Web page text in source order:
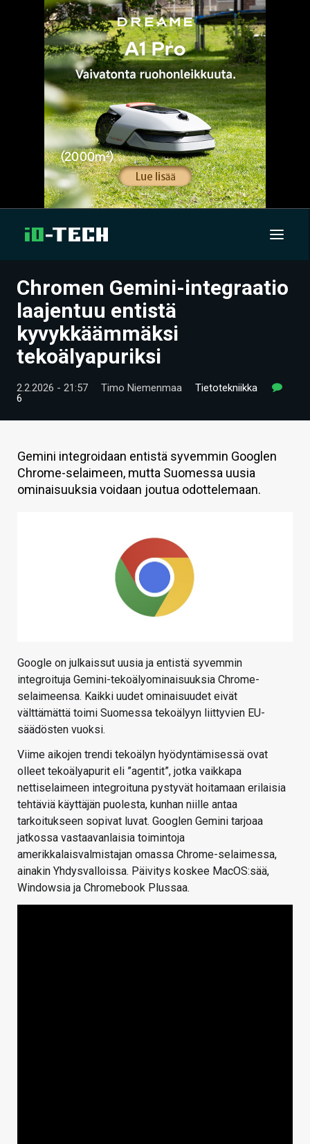
UUTISET
ARTIKKELIT
VIDEOT
TECHBBS
KAUPPA
Chromen Gemini-integraatio
laajentuu entistä
kyvykkäämmäksi
tekoälyapuriksi
2.2.2026 - 21:57 Timo Niemenmaa
Tietotekniikka
6
Gemini integroidaan entistä syvemmin Googlen
Chrome-selaimeen, mutta Suomessa uusia
ominaisuuksia voidaan joutua odottelemaan.
Google on julkaissut uusia ja entistä syvemmin
integroituja Gemini-tekoälyominaisuuksia Chrome-
selaimeensa. Kaikki uudet ominaisuudet eivät
välttämättä toimi Suomessa tekoälyyn liittyvien EU-
säädösten vuoksi.
Viime aikojen trendi tekoälyn hyödyntämisessä ovat
olleet tekoälyapurit eli ”agentit”, jotka vaikkapa
nettiselaimeen integroituna pystyvät hoitamaan erilaisia
tehtäviä käyttäjän puolesta, kunhan niille antaa
tarkoitukseen sopivat luvat. Googlen Gemini tarjoaa
jatkossa vastaavanlaisia toimintoja
amerikkalaisvalmistajan omassa Chrome-selaimessa,
ainakin Yhdysvalloissa. Päivitys koskee MacOS:sää,
Windowsia ja Chromebook Plussaa.